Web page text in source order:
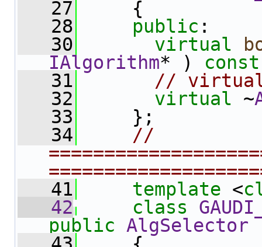
   27
{
   28
public :
   30
virtual
IAlgorithm* ) const
   31
// virtual
   32
virtual ~
   33
};
   34
//
   41
template <
   42
class
public
AlgSelector